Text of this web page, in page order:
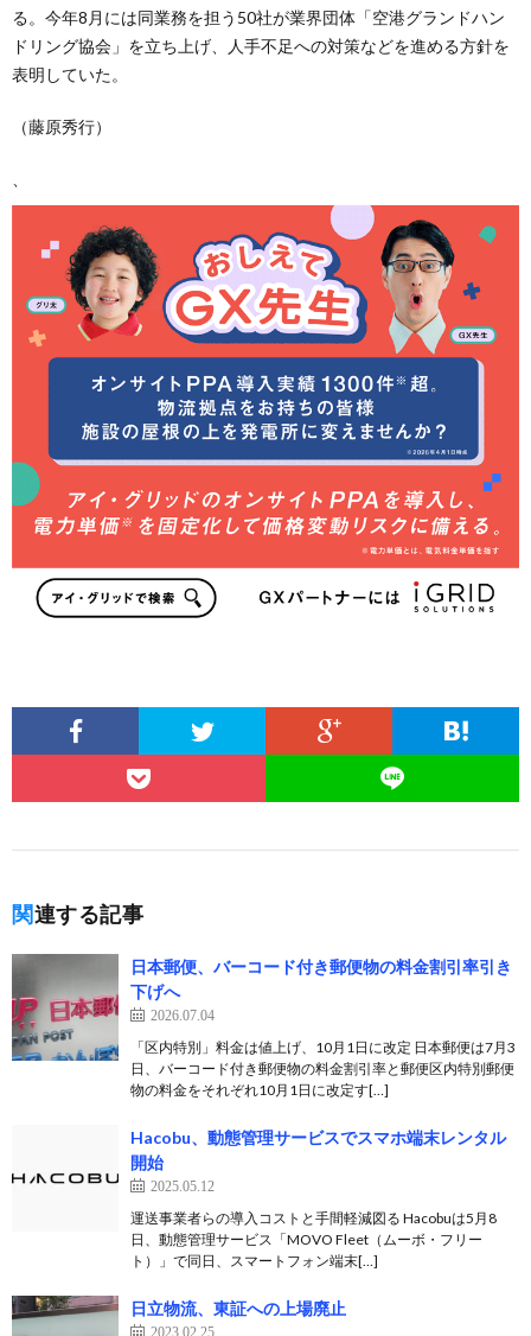
る。今年8月には同業務を担う50社が業界団体「空港グランドハン
ドリング協会」を立ち上げ、人手不足への対策などを進める方針を
表明していた。
（藤原秀行）
関連する記事
日本郵便、バーコード付き郵便物の料金割引率引き
下げへ
2026.07.04
「区内特別」料金は値上げ、10月1日に改定 日本郵便は7月3
日、バーコード付き郵便物の料金割引率と郵便区内特別郵便
物の料金をそれぞれ10月1日に改定す[…]
Hacobu、動態管理サービスでスマホ端末レンタル
開始
2025.05.12
運送事業者らの導入コストと手間軽減図る Hacobuは5月8
日、動態管理サービス「MOVO Fleet（ムーボ・フリー
ト）」で同日、スマートフォン端末[…]
日立物流、東証への上場廃止
2023.02.25